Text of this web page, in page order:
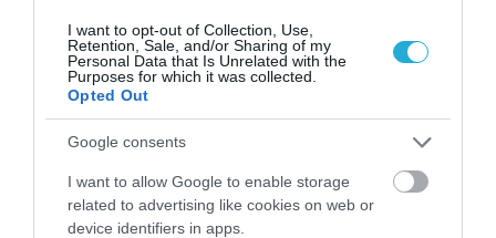
I want to opt-out of Collection, Use,
Retention, Sale, and/or Sharing of my
Personal Data that Is Unrelated with the
Purposes for which it was collected.
Opted Out
Google consents
I want to allow Google to enable storage
related to advertising like cookies on web or
device identifiers in apps.
που χάνονται. Ο Επίτροπος που είναι αρμόδιος για θέματα
Απασχόλησης Λάσλο Άντορ, εγκαινίασε,σύμφωνα με το ΑΜΠΕ,
μια εκστρατεία που έχει στόχο την αντιμετώπιση του
ζητήματος αυτού με τον ίδιο τρόπο όπως […]
09.04.2014 08:56